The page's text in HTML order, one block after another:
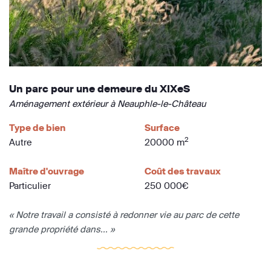
Un parc pour une demeure du XIXeS
Aménagement extérieur à Neauphle-le-Château
Type de bien
Autre
Surface
20000 m2
Maître d'ouvrage
Particulier
Coût des travaux
250 000€
« Notre travail a consisté à redonner vie au parc de cette
grande propriété dans... »